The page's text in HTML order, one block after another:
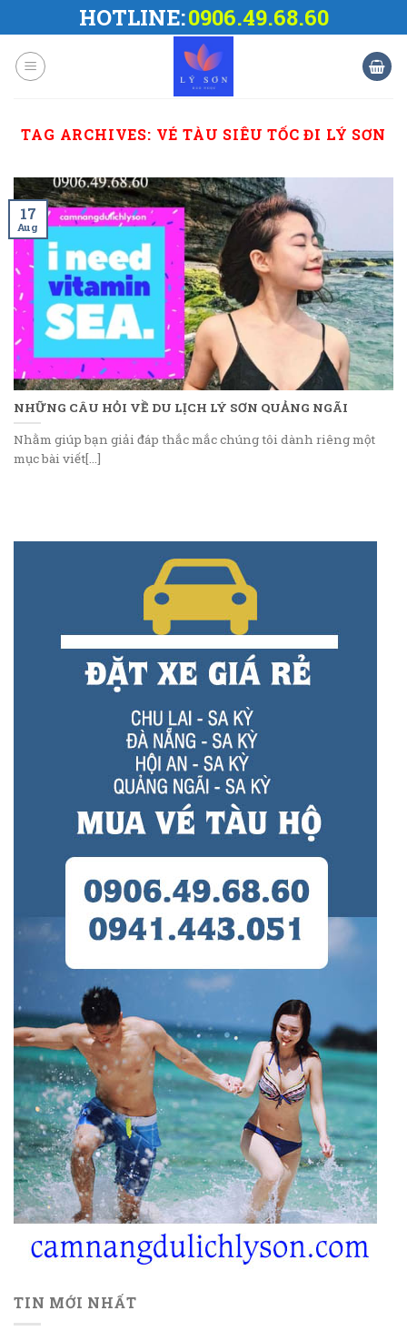
to
content
HOTLINE:0906.49.68.60
TAG ARCHIVES: VÉ TÀU SIÊU TỐC ĐI LÝ SƠN
NHỮNG CÂU HỎI VỀ DU LỊCH LÝ SƠN QUẢNG NGÃI
Nhằm giúp bạn giải đáp thắc mắc chúng tôi dành riêng một
mục bài viết[...]
17
Aug
TIN MỚI NHẤT